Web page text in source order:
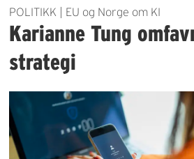
POLITIKK | EU og Norge om KI
Karianne Tung
strategi